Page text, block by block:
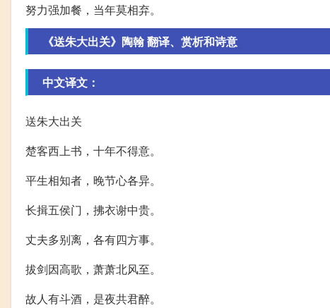
努力强加餐，当年莫相弃。
《送朱大出关》陶翰 翻译、赏析和诗意
中文译文：
送朱大出关
楚客西上书，十年不得意。
平生相知者，晚节心各异。
长揖五侯门，拂衣谢中贵。
丈夫多别离，各有四方事。
拔剑因高歌，萧萧北风至。
故人有斗酒，是夜共君醉。